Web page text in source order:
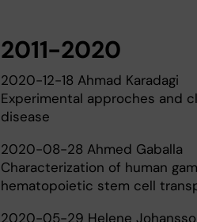
2011-2020
2020-12-18 Ahmad Karadagi
Experimental approches and
disease
2020-08-28 Ahmed Gaballa
Characterization of human
hematopoietic stem cell
2020-05-29 Helene